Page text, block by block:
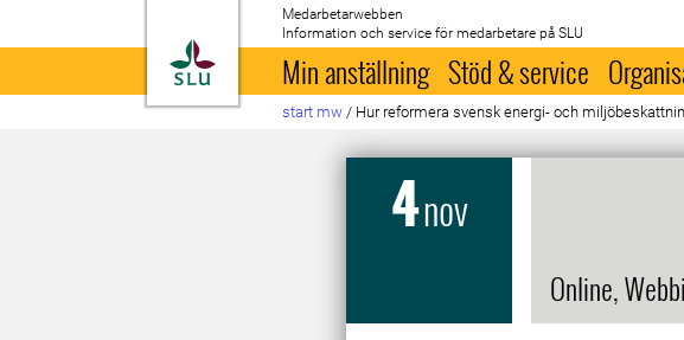
Till startsida
Medarbetarwebben
Information och service för medarbetare på SLU
Min anställning Stöd & service
start mw / Hur reformera svensk energi- och
4nov
Online,